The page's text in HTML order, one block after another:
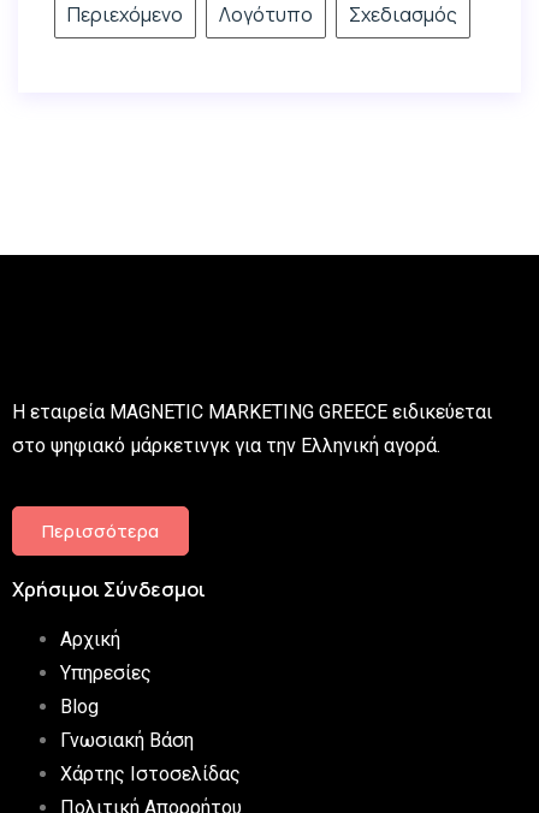
Περιεχόμενο Λογότυπο Σχεδιασμός
Η εταιρεία MAGNETIC MARKETING GREECE ειδικεύεται
στο ψηφιακό μάρκετινγκ για την Ελληνική αγορά.
Περισσότερα
Χρήσιμοι Σύνδεσμοι
Αρχική
Υπηρεσίες
Blog
Γνωσιακή Βάση
Χάρτης Ιστοσελίδας
Πολιτική Απορρήτου